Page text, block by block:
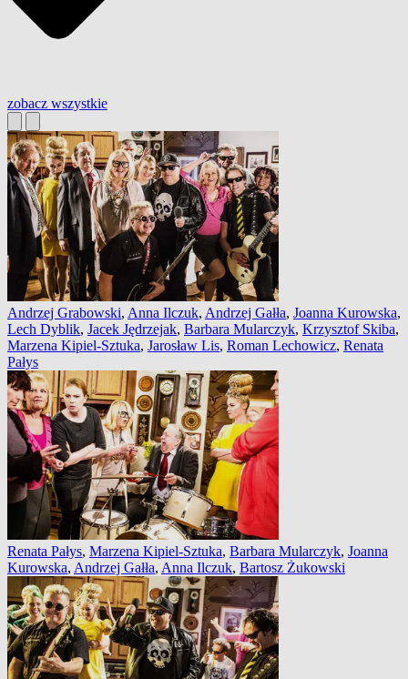
zobacz wszystkie
Andrzej Grabowski, Anna Ilczuk, Andrzej Gałła, Joanna Kurowska,
Lech Dyblik, Jacek Jędrzejak, Barbara Mularczyk, Krzysztof Skiba,
Marzena Kipiel-Sztuka, Jarosław Lis, Roman Lechowicz, Renata
Pałys
Renata Pałys, Marzena Kipiel-Sztuka, Barbara Mularczyk, Joanna
Kurowska, Andrzej Gałła, Anna Ilczuk, Bartosz Żukowski